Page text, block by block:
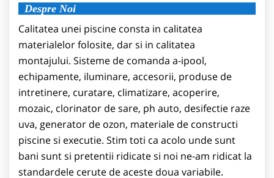
Despre Noi
Calitatea unei piscine consta in calitatea
materialelor folosite, dar si in calitatea
montajului. Sisteme de comanda a-ipool,
echipamente, iluminare, accesorii, produse de
intretinere, curatare, climatizare, acoperire,
mozaic, clorinator de sare, ph auto, desifectie raze
uva, generator de ozon, materiale de constructi
piscine si executie. Stim toti ca acolo unde sunt
bani sunt si pretentii ridicate si noi ne-am ridicat la
standardele cerute de aceste doua variabile.